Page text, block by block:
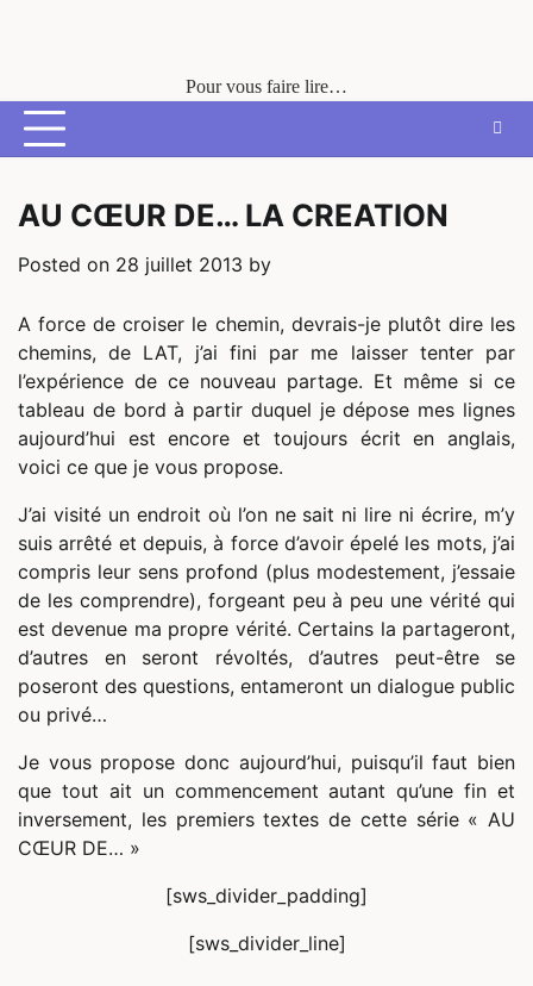
Pour vous faire lire…
AU CŒUR DE… LA CREATION
Posted on 28 juillet 2013 by
A force de croiser le chemin, devrais-je plutôt dire les
chemins, de LAT, j’ai fini par me laisser tenter par
l’expérience de ce nouveau partage. Et même si ce
tableau de bord à partir duquel je dépose mes lignes
aujourd’hui est encore et toujours écrit en anglais,
voici ce que je vous propose.
J’ai visité un endroit où l’on ne sait ni lire ni écrire, m’y
suis arrêté et depuis, à force d’avoir épelé les mots, j’ai
compris leur sens profond (plus modestement, j’essaie
de les comprendre), forgeant peu à peu une vérité qui
est devenue ma propre vérité. Certains la partageront,
d’autres en seront révoltés, d’autres peut-être se
poseront des questions, entameront un dialogue public
ou privé…
Je vous propose donc aujourd’hui, puisqu’il faut bien
que tout ait un commencement autant qu’une fin et
inversement, les premiers textes de cette série « AU
CŒUR DE… »
[sws_divider_padding]
[sws_divider_line]